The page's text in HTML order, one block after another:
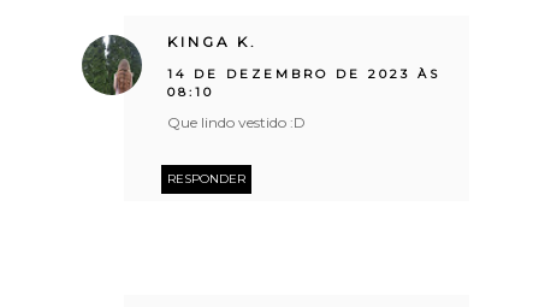
KINGA K.
14 DE DEZEMBRO DE 2023 ÀS
08:10
Que lindo vestido :D
RESPONDER